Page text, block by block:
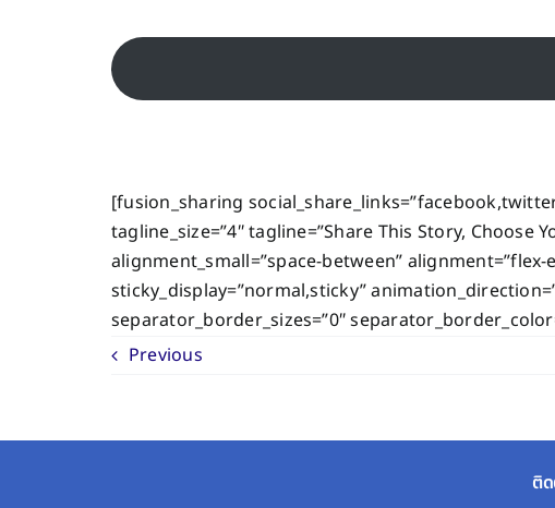
[fusion_sharing
tagline_size=”4″ tagline=”Share This Story, Choose
alignment_small=”space-between”
sticky_display=”normal,sticky”
separator_border_sizes=”0″
Previous
ติ